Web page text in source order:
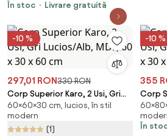
În stoc
Livrare gratuită
-10 %
297,01 RON330 RON
Corp Superior Karo, 2 Usi, Gri
Lucios/Alb, MDF, 60 x 30 x 60
cm
60×60×30 cm, lucios, în stil
modern
(1)
-10 %
355
Corp
cm
În